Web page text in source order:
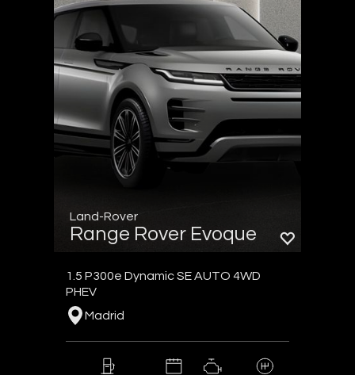
Land-Rover
Range Rover Evoque
1.5 P300e Dynamic SE AUTO 4WD
PHEV
Madrid